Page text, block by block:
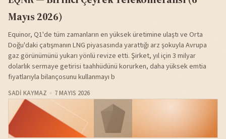
Mayıs 2026)
Equinor, Q1'de tüm zamanların en yüksek üretimine ulaştı ve Orta
Doğu'daki çatışmanın LNG piyasasında yarattığı arz şokuyla Avrupa
gaz görünümünü yukarı yönlü revize etti. Şirket, yıl için 3 milyar
dolarlık sermaye getirisi taahhüdünü korurken, daha yüksek emtia
fiyatlarıyla bilançosunu kullanmayı b
SADI KAYMAZ 7 MAYIS 2026